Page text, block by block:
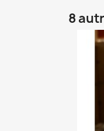
8